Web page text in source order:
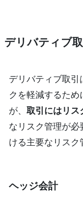
デリバティブ
デリバティブ取
クを軽減するた
が、 取引にはリス
なリスク管理が
ける主要なリスク
ヘッジ会計